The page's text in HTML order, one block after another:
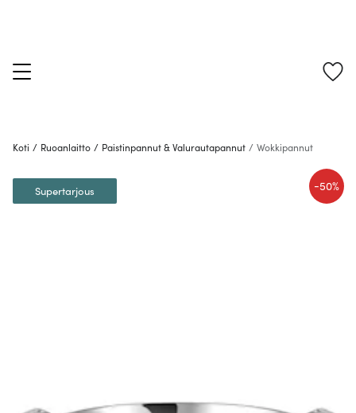
Koti / Ruoanlaitto / Paistinpannut & Valurautapannut / Wokkipannut
-50%
Supertarjous